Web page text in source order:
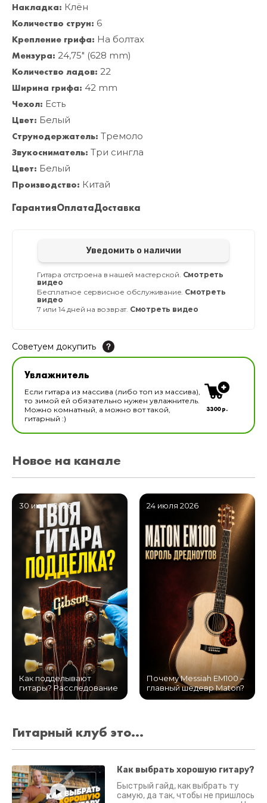
Накладка: Клён
Количество струн: 6
Крепление грифа: На болтах
Мензура: 24,75" (628 mm)
Количество ладов: 22
Ширина грифа: 42 mm
Чехол: Есть
Цвет: Белый
Струнодержатель: Тремоло
Звукосниматель: Три сингла
Цвет: Белый
Производство: Китай
ГарантияОплатаДоставка
Уведомить о наличии
Гитара отстроена в нашей мастерской. Смотреть
видео
Бесплатное сервисное обслуживание. Смотреть
видео
7 или 14 дней на возврат. Смотреть видео
Советуем докупить
Увлажнитель для музыкальных инструментов
В наличии
Увлажнитель
Если гитара из массива (либо топ из массива),
то зимой ей обязательно нужен увлажнитель.
Можно комнатный, а можно вот такой,
гитарный :)
3300 р.
Новое на канале
30 июля 2026
Как подделывают
гитары? Расследование
24 июля 2026
Почему Messiah EM100 –
главный шедевр Maton?
Гитарный клуб это...
Как выбрать хорошую гитару?
Быстрый гайд, как выбрать ту
самую, да так, чтобы не пришлось